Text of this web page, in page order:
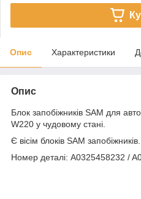
Опис Характеристики
Опис
Блок запобіжників SAM для
W220 у чудовому стані.
Є вісім блоків SAM
Номер деталі: A0325458232 /